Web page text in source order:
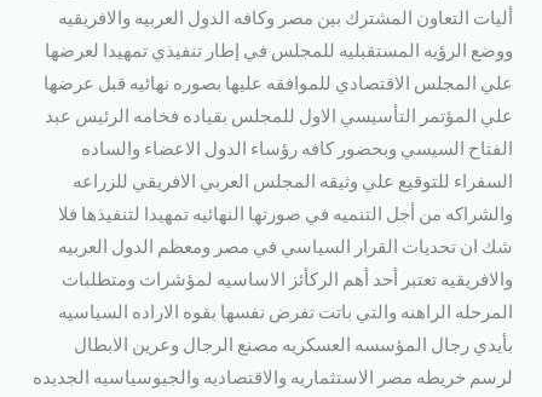
التعاون المشترك بين مصر وكافه الدول العربيه والافريقيه
الرؤيه المستقبليه للمجلس في إطار تنفيذي تمهيدا لعرضها
المجلس الاقتصادي للموافقه عليها بصوره نهائيه قبل عرضها
المؤتمر التأسيسي الاول للمجلس بقياده فخامه الرئيس عبد
السيسي وبحضور كافه رؤساء الدول الاعضاء والساده
للتوقيع علي وثيقه المجلس العربي الافريقي للزراعه
من أجل التنميه في صورتها النهائيه تمهيدا لتنفيذها فلا
ان تحديات القرار السياسي في مصر ومعظم الدول العربيه
تعتبر أحد أهم الركأئز الاساسيه لمؤشرات ومتطلبات
الراهنه والتي باتت تفرض نفسها بقوه الاراده السياسيه
رجال المؤسسه العسكريه مصنع الرجال وعرين الابطال
خريطه مصر الاستثماريه والاقتصاديه والجيوسياسيه الجديده